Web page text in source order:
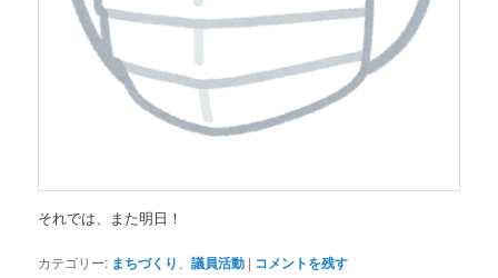
それでは、また明日！
カテゴリー: まちづくり 、議員活動 | コメントを残す